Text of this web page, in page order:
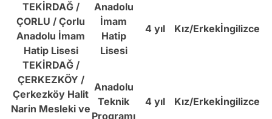
TEKİRDAĞ /
ÇORLU / Çorlu
Anadolu İmam
Hatip Lisesi
Anadolu
İmam
Hatip
Lisesi
4 yıl Kız/Erkekİngilizce
TEKİRDAĞ /
ÇERKEZKÖY /
Çerkezköy Halit
Narin Mesleki ve
Anadolu
Teknik
Programı
4 yıl Kız/Erkekİngilizce